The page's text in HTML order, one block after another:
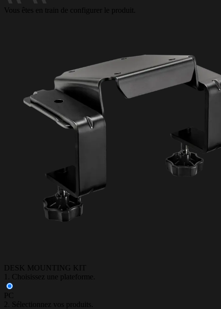
Vous êtes en train de configurer le produit.
DESK MOUNTING KIT
1. Choisissez une plateforme.
PC
2. Sélectionnez vos produits.